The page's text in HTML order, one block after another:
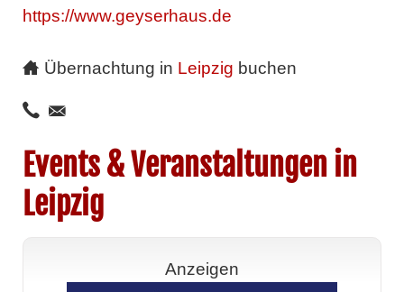
https://www.geyserhaus.de
Übernachtung in Leipzig buchen
Events & Veranstaltungen in
Leipzig
Anzeigen